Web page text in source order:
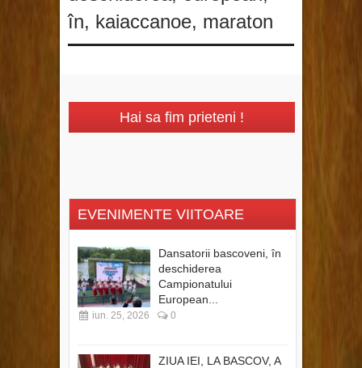
în, kaiaccanoe, maraton
Hai sa fim prieteni !
EVENIMENTE VIITOARE
Dansatorii bascoveni, în
deschiderea
Campionatului
European...
iun. 25, 2026 0
ZIUA IEI, LA BASCOV, A